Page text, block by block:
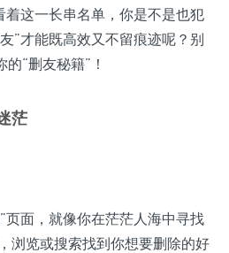
着这一长串名单，你是不是也犯
”才能既高效又不留痕迹呢？别
“删友秘籍”！
茫
页面，就像你在茫茫人海中寻找
浏览或搜索找到你想要删除的好